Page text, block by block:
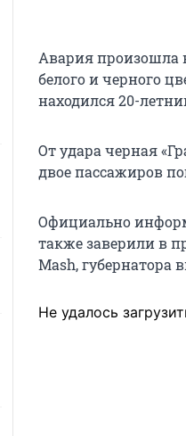
Авария произошла
белого и черного
находился 20-
От удара черная
двое пассажиров
Официально
также заверили в
Mash, губернатора
Не удалось